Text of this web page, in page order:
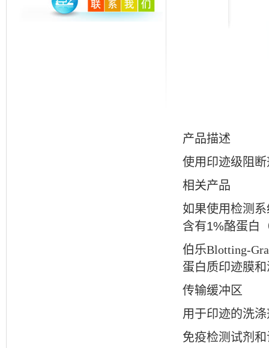
产品描述
使用印迹级阻
相关产品
如果使用检测
含有1%酪蛋白
伯乐Blotting-
蛋白质印迹膜
传输缓冲区
用于印迹的洗
免疫检测试剂